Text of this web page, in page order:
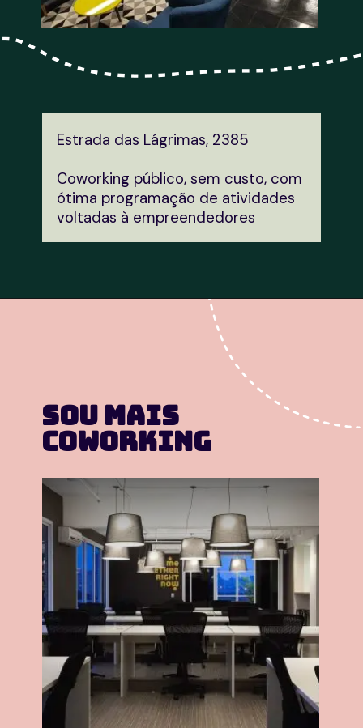
Estrada das Lágrimas, 2385
Coworking público, sem custo, com
ótima programação de atividades
voltadas à empreendedores
Sou mais
Coworking